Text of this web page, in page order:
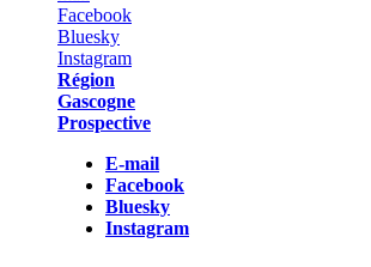
Région
Gascogne
Prospective
E-mail
Facebook
Bluesky
Instagram